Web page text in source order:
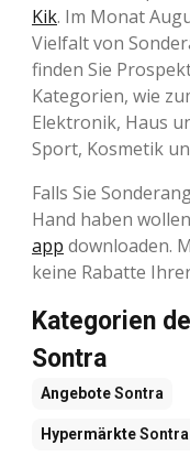
Kik. Im Monat
Vielfalt von
finden Sie
Kategorien, wie
Elektronik, Haus
Sport, Kosmetik
Falls Sie
Hand haben
app downloaden.
keine Rabatte
Kategorien
Sontra
AngeboteSontra
HypermärkteSontra